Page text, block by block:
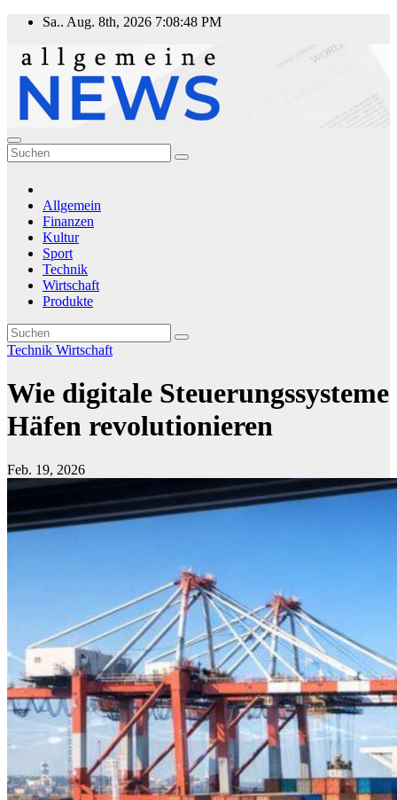
Zum
springen
Sa.. Aug. 8th, 2026 7:08:49 PM
Allgemeine News
Aktuelle Nachrichten zu den Themen Politik, Kultur, Technik,
Wirtschaft, Sport und Finanzen.
Allgemein
Finanzen
Kultur
Sport
Technik
Wirtschaft
Produkte
Technik Wirtschaft
Wie digitale Steuerungssysteme
Häfen revolutionieren
Feb. 19, 2026